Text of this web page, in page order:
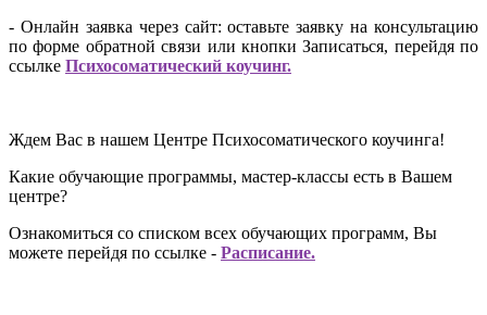
- Онлайн заявка через сайт: оставьте заявку на консультацию
по форме обратной связи или кнопки Записаться, перейдя по
ссылке Психосоматический коучинг.
Ждем Вас в нашем Центре Психосоматического коучинга!
Какие обучающие программы, мастер-классы есть в Вашем
центре?
Ознакомиться со списком всех обучающих программ, Вы
можете перейдя по ссылке - Расписание.